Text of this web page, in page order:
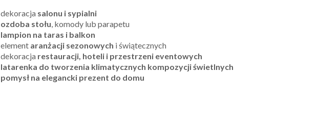
dekoracja salonu i sypialni
ozdoba stołu, komody lub parapetu
lampion na taras i balkon
element aranżacji sezonowych i świątecznych
dekoracja restauracji, hoteli i przestrzeni eventowych
latarenka do tworzenia klimatycznych kompozycji świetlnych
pomysł na elegancki prezent do domu